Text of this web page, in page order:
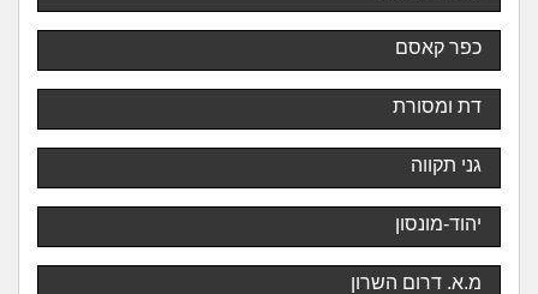
כפר קאסם
דת ומסורת
גני תקווה
יהוד-מונסון
מ.א. דרום השרון